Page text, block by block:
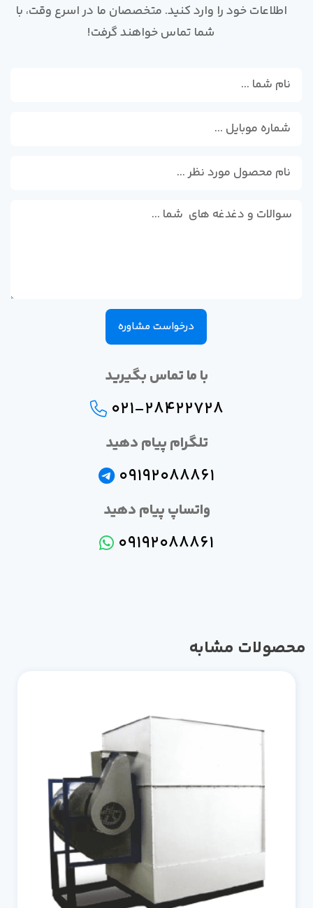
اطلاعات خود را وارد کنید. متخصصان ما در اسرع وقت، با
شما تماس خواهند گرفت!
درخواست مشاوره
با ما تماس بگیرید
021-28422728
تلگرام پیام دهید
09192088861
واتساپ پیام دهید
09192088861
محصولات مشابه